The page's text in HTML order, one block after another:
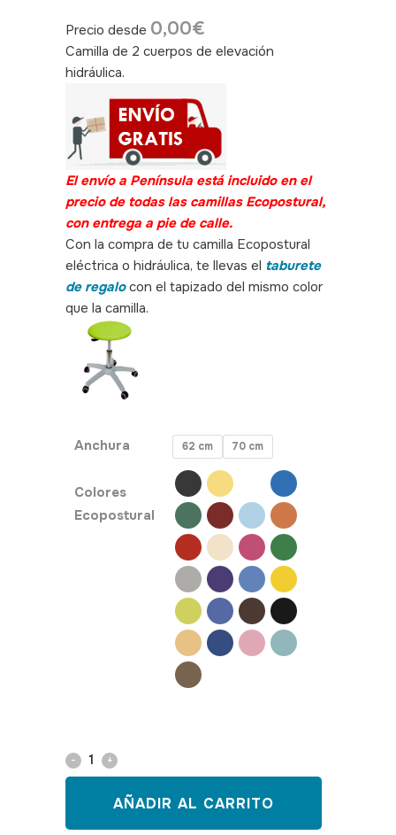
Precio desde 0,00€
Camilla de 2 cuerpos de elevación
hidráulica.
El envío a Península está incluido en el
precio de todas las camillas Ecopostural,
con entrega a pie de calle.
Con la compra de tu camilla Ecopostural
eléctrica o hidráulica, te llevas el taburete
de regalocon el tapizado del mismo color
que la camilla.
Anchura 62 cm 70 cm
Colores
Ecopostural
Camilla
hidráulica
ECOPOSTURAL
AÑADIR AL CARRITO